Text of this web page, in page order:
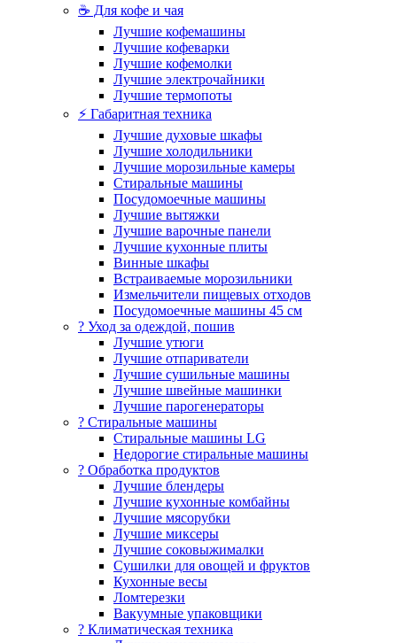
☕ Для кофе и чая
Лучшие кофемашины
Лучшие кофеварки
Лучшие кофемолки
Лучшие электрочайники
Лучшие термопоты
⚡ Габаритная техника
Лучшие духовые шкафы
Лучшие холодильники
Лучшие морозильные камеры
Стиральные машины
Посудомоечные машины
Лучшие вытяжки
Лучшие варочные панели
Лучшие кухонные плиты
Винные шкафы
Встраиваемые морозильники
Измельчители пищевых отходов
Посудомоечные машины 45 см
? Уход за одеждой, пошив
Лучшие утюги
Лучшие отпариватели
Лучшие сушильные машины
Лучшие швейные машинки
Лучшие парогенераторы
? Стиральные машины
Стиральные машины LG
Недорогие стиральные машины
? Обработка продуктов
Лучшие блендеры
Лучшие кухонные комбайны
Лучшие мясорубки
Лучшие миксеры
Лучшие соковыжималки
Сушилки для овощей и фруктов
Кухонные весы
Ломтерезки
Вакуумные упаковщики
?️ Климатическая техника